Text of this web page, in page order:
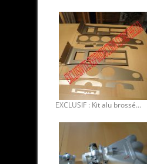
EXCLUSIF : Kit alu brossés pour intérieur des Citroën SM DISPONIBLE.